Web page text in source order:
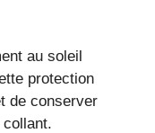
au soleil
protection
de conserver